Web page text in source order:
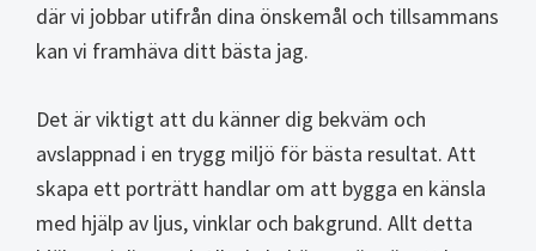
där vi jobbar utifrån dina önskemål och tillsammans
kan vi framhäva ditt bästa jag.
Det är viktigt att du känner dig bekväm och
avslappnad i en trygg miljö för bästa resultat. Att
skapa ett porträtt handlar om att bygga en känsla
med hjälp av ljus, vinklar och bakgrund. Allt detta